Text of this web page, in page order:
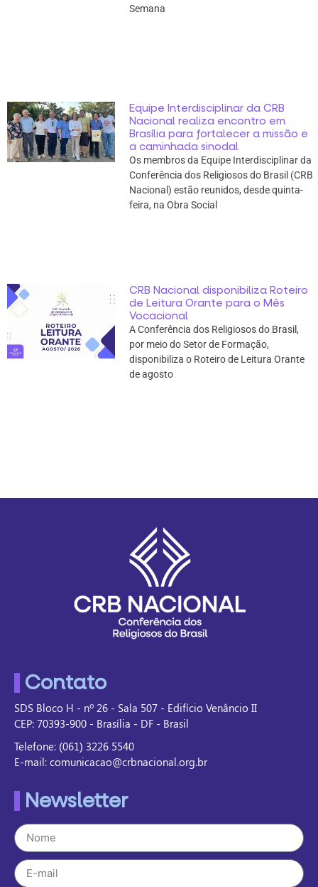
Semana
Equipe Interdisciplinar da CRB
Nacional realiza encontro em
Brasília para fortalecer a missão e
a caminhada sinodal
Os membros da Equipe Interdisciplinar da
Conferência dos Religiosos do Brasil (CRB
Nacional) estão reunidos, desde quinta-
feira, na Obra Social
CRB Nacional disponibiliza Roteiro
de Leitura Orante para o Mês
Vocacional
A Conferência dos Religiosos do Brasil,
por meio do Setor de Formação,
disponibiliza o Roteiro de Leitura Orante
de agosto
Contato
SDS Bloco H - nº 26 - Sala 507 - Edifício Venâncio II
CEP: 70393-900 - Brasília - DF - Brasil
Telefone: (061) 3226 5540
E-mail: comunicacao@crbnacional.org.br
Newsletter